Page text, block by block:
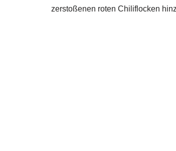
zerstoßenen roten Chiliflocken